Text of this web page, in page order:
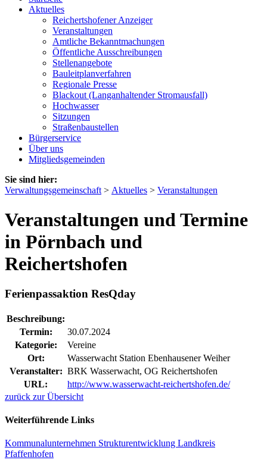
Aktuelles
Reichertshofener Anzeiger
Veranstaltungen
Amtliche Bekanntmachungen
Öffentliche Ausschreibungen
Stellenangebote
Bauleitplanverfahren
Regionale Presse
Blackout (Langanhaltender Stromausfall)
Hochwasser
Sitzungen
Straßenbaustellen
Bürgerservice
Über uns
Mitgliedsgemeinden
Sie sind hier:
Verwaltungsgemeinschaft > Aktuelles > Veranstaltungen
Veranstaltungen und Termine
in Pörnbach und
Reichertshofen
Ferienpassaktion ResQday
Beschreibung:
Termin:
30.07.2024
Kategorie:
Vereine
Ort:
Wasserwacht Station Ebenhausener Weiher
Veranstalter: BRK Wasserwacht, OG Reichertshofen
URL:
http://www.wasserwacht-reichertshofen.de/
zurück zur Übersicht
Weiterführende Links
Kommunalunternehmen Strukturentwicklung Landkreis
Pfaffenhofen